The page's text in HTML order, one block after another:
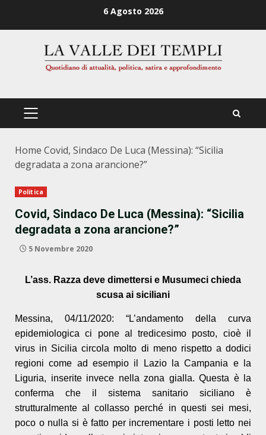
6 Agosto 2026
PRIMÄRES
Home Covid, Sindaco De Luca (Messina): “Sicilia
degradata a zona arancione?”
Politica
Covid, Sindaco De Luca (Messina): “Sicilia
degradata a zona arancione?”
5 Novembre 2020
L’ass. Razza deve dimettersi e Musumeci chieda
scusa ai siciliani
Messina, 04/11/2020: “L’andamento della curva
epidemiologica ci pone al tredicesimo posto, cioè il
virus in Sicilia circola molto di meno rispetto a dodici
regioni come ad esempio il Lazio la Campania e la
Liguria, inserite invece nella zona gialla. Questa è la
conferma che il sistema sanitario siciliano è
strutturalmente al collasso perché in questi sei mesi,
poco o nulla si è fatto per incrementare i posti letto nei